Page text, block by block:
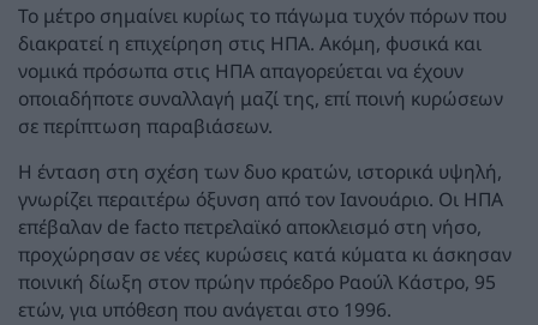
Το μέτρο σημαίνει κυρίως το πάγωμα τυχόν πόρων που
διακρατεί η επιχείρηση στις ΗΠΑ. Ακόμη, φυσικά και
νομικά πρόσωπα στις ΗΠΑ απαγορεύεται να έχουν
οποιαδήποτε συναλλαγή μαζί της, επί ποινή κυρώσεων
σε περίπτωση παραβιάσεων.
Η ένταση στη σχέση των δυο κρατών, ιστορικά υψηλή,
γνωρίζει περαιτέρω όξυνση από τον Ιανουάριο. Οι ΗΠΑ
επέβαλαν de facto πετρελαϊκό αποκλεισμό στη νήσο,
προχώρησαν σε νέες κυρώσεις κατά κύματα κι άσκησαν
ποινική δίωξη στον πρώην πρόεδρο Ραούλ Κάστρο, 95
ετών, για υπόθεση που ανάγεται στο 1996.